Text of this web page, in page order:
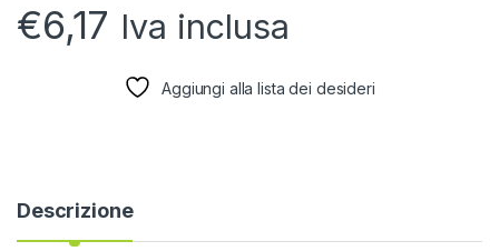
€6,17 Iva inclusa
Aggiungi alla lista dei desideri
Descrizione